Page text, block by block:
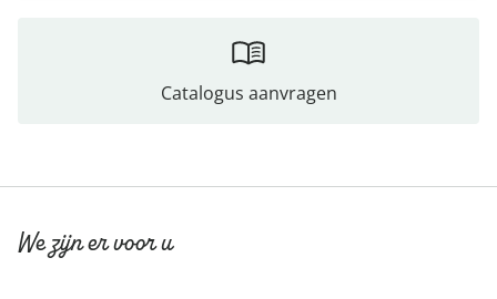
Catalogus aanvragen
We zijn er voor u